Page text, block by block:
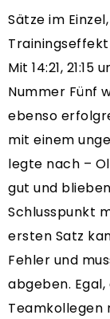
Sätze im
Mit 14:21,
Nummer Fünf
ebenso
mit einem
legte nach –
gut und blieben
Schlusspunkt
ersten Satz
Fehler und
abgeben.
Teamkollegen